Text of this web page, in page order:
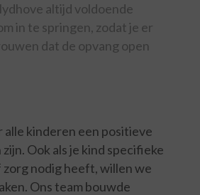
altijd voldoende
in te springen, zodat je er
dat de opvang open
alle kinderen een positieve
Ook als je kind specifieke
nodig heeft, willen we
Ons team bouwde